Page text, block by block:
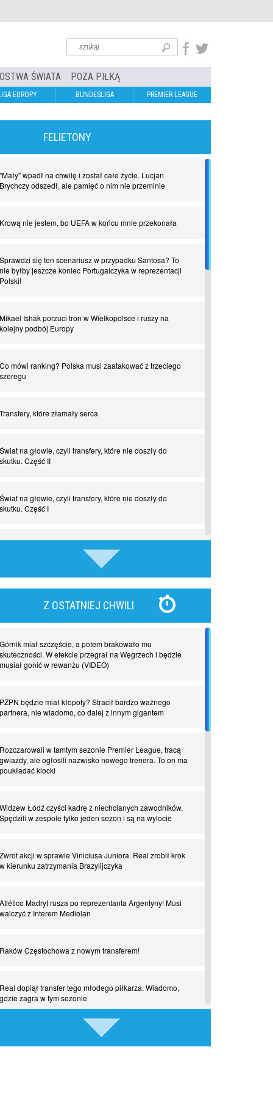
ŚWIATA POZA PIŁKĄ
EUROPY BUNDESLIGA PREMIER LEAGUE
FELIETONY
"Mały" wpadł na chwilę i został całe życie. Lucjan
Brychczy odszedł, ale pamięć o nim nie przeminie
Krową nie jestem, bo UEFA w końcu mnie przekonała
Sprawdzi się ten scenariusz w przypadku Santosa? To
nie byłby jeszcze koniec Portugalczyka w reprezentacji
Polski!
Mikael Ishak porzuci tron w Wielkopolsce i ruszy na
kolejny podbój Europy
Co mówi ranking? Polska musi zaatakować z trzeciego
szeregu
Transfery, które złamały serca
Świat na głowie, czyli transfery, które nie doszły do
skutku. Część II
Świat na głowie, czyli transfery, które nie doszły do
skutku. Część I
owca cała?
Piłkarz z numerem 47. Phil Foden i inne przypadki
Spadkowicze z Serie A. Komu powiemy ciao?
Powrót do Ekstraklasy. Kolejny sen Miedzi Legnica
Chłopak z pizzerii. Kim był zmarły Mino Raiola?
przeklętą drużynę?
Puyol i Piqué. Piłkarskie duety, za którymi tęsknimy.
Część III
Finansowa rewolucja na San Siro. Czy powstanie nowa
potęga?
Z OSTATNIEJ CHWILI
Górnik miał szczęście, a potem brakowało mu
skuteczności. W efekcie przegrał na Węgrzech i będzie
musiał gonić w rewanżu (VIDEO)
PZPN będzie miał kłopoty? Stracił bardzo ważnego
partnera, nie wiadomo, co dalej z innym gigantem
Rozczarowali w tamtym sezonie Premier League, tracą
gwiazdy, ale ogłosili nazwisko nowego trenera. To on ma
poukładać klocki
Widzew Łódź czyści kadrę z niechcianych zawodników.
Spędzili w zespole tylko jeden sezon i są na wylocie
Zwrot akcji w sprawie Viniciusa Juniora. Real zrobił krok
w kierunku zatrzymania Brazylijczyka
Atlético Madryt rusza po reprezentanta Argentyny! Musi
walczyć z Interem Mediolan
Raków Częstochowa z nowym transferem!
Real dopiął transfer tego młodego piłkarza. Wiadomo,
gdzie zagra w tym sezonie
Media: Napastnik już odsunięty od drużyny. Ma trafić do
Legii Warszawa